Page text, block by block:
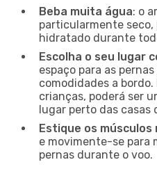
Beba muita água: o
particularmente
hidratado durante
Escolha o seu lugar
espaço para as
comodidades a
crianças, poderá ser
lugar perto das casas
Estique os
e movimente-se para
pernas durante o voo.